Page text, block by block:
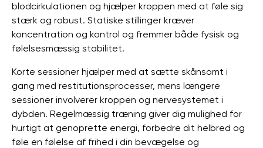
blodcirkulationen og hjælper kroppen med at føle sig
stærk og robust. Statiske stillinger kræver
koncentration og kontrol og fremmer både fysisk og
følelsesmæssig stabilitet.
Korte sessioner hjælper med at sætte skånsomt i
gang med restitutionsprocesser, mens længere
sessioner involverer kroppen og nervesystemet i
dybden. Regelmæssig træning giver dig mulighed for
hurtigt at genoprette energi, forbedre dit helbred og
føle en følelse af frihed i din bevægelse og